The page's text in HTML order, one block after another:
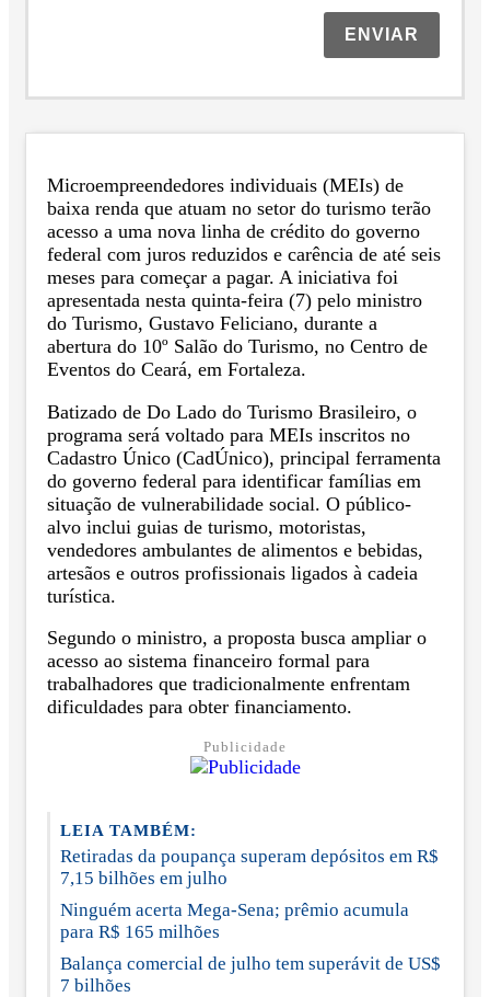
ENVIAR
Microempreendedores individuais (MEIs) de
baixa renda que atuam no setor do turismo terão
acesso a uma nova linha de crédito do governo
federal com juros reduzidos e carência de até seis
meses para começar a pagar. A iniciativa foi
apresentada nesta quinta-feira (7) pelo ministro
do Turismo, Gustavo Feliciano, durante a
abertura do 10º Salão do Turismo, no Centro de
Eventos do Ceará, em Fortaleza.
Batizado de Do Lado do Turismo Brasileiro, o
programa será voltado para MEIs inscritos no
Cadastro Único (CadÚnico), principal ferramenta
do governo federal para identificar famílias em
situação de vulnerabilidade social. O público-
alvo inclui guias de turismo, motoristas,
vendedores ambulantes de alimentos e bebidas,
artesãos e outros profissionais ligados à cadeia
turística.
Segundo o ministro, a proposta busca ampliar o
acesso ao sistema financeiro formal para
trabalhadores que tradicionalmente enfrentam
dificuldades para obter financiamento.
Publicidade
LEIA TAMBÉM:
Retiradas da poupança superam depósitos em R$
7,15 bilhões em julho
Ninguém acerta Mega-Sena; prêmio acumula
para R$ 165 milhões
Balança comercial de julho tem superávit de US$
7 bilhões